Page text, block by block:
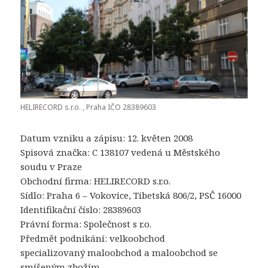
HELIRECORD s.r.o. , Praha IČO 28389603
Datum vzniku a zápisu: 12. květen 2008
Spisová značka: C 138107 vedená u Městského
soudu v Praze
Obchodní firma: HELIRECORD s.r.o.
Sídlo: Praha 6 – Vokovice, Tibetská 806/2, PSČ 16000
Identifikační číslo: 28389603
Právní forma: Společnost s r.o.
Předmět podnikání: velkoobchod
specializovaný maloobchod a maloobchod se